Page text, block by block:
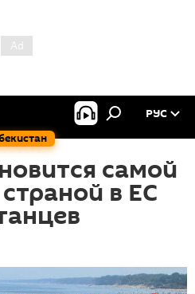
РУС
самой
в ЕС